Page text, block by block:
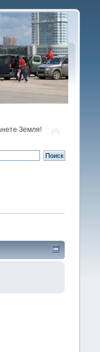
Земля!